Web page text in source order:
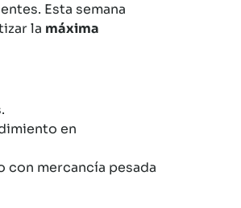
Esta semana
la máxima
en
con mercancía pesada